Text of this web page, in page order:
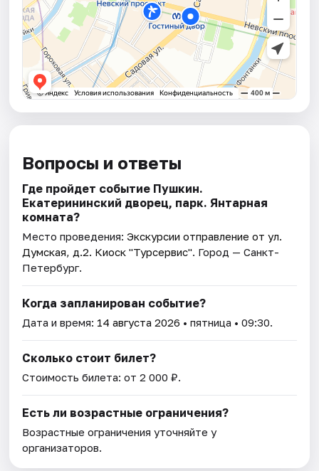
Вопросы и ответы
Где пройдет событие Пушкин.
Екатерининский дворец, парк. Янтарная
комната?
Место проведения:Экскурсии отправление от ул.
Думская, д.2. Киоск "Турсервис". Город — Санкт-
Петербург.
Когда запланирован событие?
Дата и время: 14 августа 2026 • пятница • 09:30.
Сколько стоит билет?
Стоимость билета: от 2 000 ₽.
Есть ли возрастные ограничения?
Возрастные ограничения уточняйте у
организаторов.